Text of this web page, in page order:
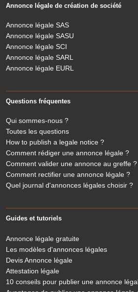
Annonce légale de création de société
Annonce légale SAS
Annonce légale SASU
Annonce légale SCI
Annonce légale SARL
Annonce légale EURL
Questions fréquentes
Qui sommes-nous ?
Toutes les questions
How to publish a legale notice ?
Comment rédiger une annonce légale ?
Comment valider une annonce au greffe ?
Comment rectifier une annonce légale ?
Quel journal d'annonces légales choisir ?
Guides et tutoriels
Annonce légale gratuite
Les modèles d'annonces légales
Devis Annonce légale
Attestation légale
10 conseils pour publier une annonce